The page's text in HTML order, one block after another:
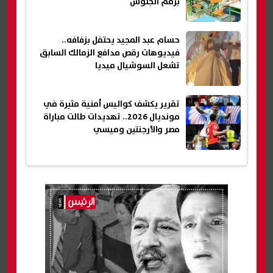
حسام عبد المجيد يحتفل بزفافه..
فيديوهات رقص مدافع الزمالك السابق
تشعل السوشيال ميديا
تقرير يكشف كواليس أمنية مثيرة في
مونديال 2026.. تهديدات طالت مباراة
مصر والأرجنتين وميسي